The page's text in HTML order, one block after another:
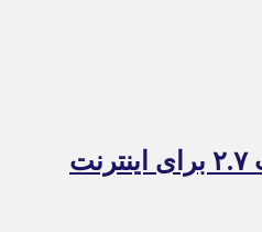
ماجرای اعمال ضریب ۲.۷ برای اینترنت